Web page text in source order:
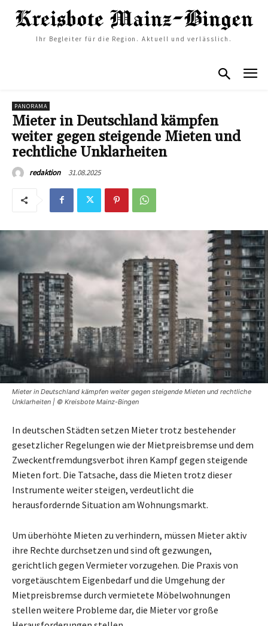
Ihr Begleiter für die Region. Aktuell und verlässlich.
PANORAMA
Mieter in Deutschland kämpfen
weiter gegen steigende Mieten und
rechtliche Unklarheiten
redaktion 31.08.2025
Mieter in Deutschland kämpfen weiter gegen steigende Mieten und rechtliche
Unklarheiten | © Kreisbote Mainz-Bingen
In deutschen Städten setzen Mieter trotz bestehender
gesetzlicher Regelungen wie der Mietpreisbremse und dem
Zweckentfremdungsverbot ihren Kampf gegen steigende
Mieten fort. Die Tatsache, dass die Mieten trotz dieser
Instrumente weiter steigen, verdeutlicht die
herausfordernde Situation am Wohnungsmarkt.
Um überhöhte Mieten zu verhindern, müssen Mieter aktiv
ihre Rechte durchsetzen und sind oft gezwungen,
gerichtlich gegen Vermieter vorzugehen. Die Praxis von
vorgetäuschtem Eigenbedarf und die Umgehung der
Mietpreisbremse durch vermietete Möbelwohnungen
stellen weitere Probleme dar, die Mieter vor große